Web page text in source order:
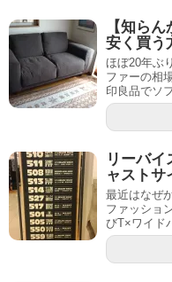
【知ら
安く買う
ほぼ20年ぶ
ファーの相
印良品でソ
リーバ
ャストサ
最近はなぜ
ファッショ
びT×ワイド